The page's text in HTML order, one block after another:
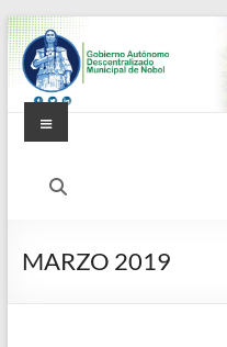
Saltar
al
contenido
Alcaldía
de
Menú
MARZO 2019